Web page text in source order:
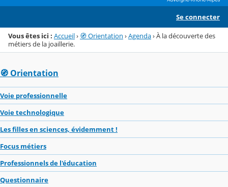
Se connecter
Vous êtes ici : Accueil› 🧭 Orientation ›Agenda›À la découverte des
métiers de la joaillerie.
🧭 Orientation
Voie professionnelle
Voie technologique
Les filles en sciences, évidemment !
Focus métiers
Professionnels de l'éducation
Questionnaire